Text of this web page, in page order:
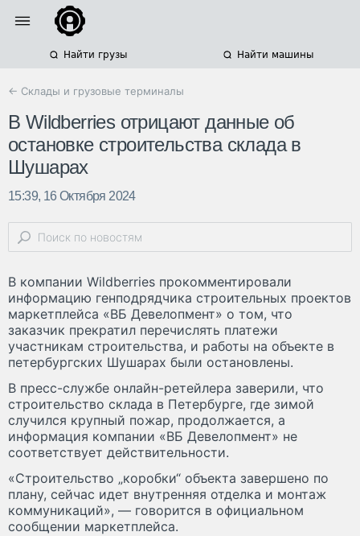
Найти грузы Найти машины
← Склады и грузовые терминалы
В Wildberries отрицают данные об
остановке строительства склада в
Шушарах
15:39, 16 Октября 2024
В компании Wildberries прокомментировали
информацию генподрядчика строительных проектов
маркетплейса «ВБ Девелопмент» о том, что
заказчик прекратил перечислять платежи
участникам строительства, и работы на объекте в
петербургских Шушарах были остановлены.
В пресс-службе онлайн-ретейлера заверили, что
строительство склада в Петербурге, где зимой
случился крупный пожар, продолжается, а
информация компании «ВБ Девелопмент» не
соответствует действительности.
«Строительство „коробки“ объекта завершено по
плану, сейчас идет внутренняя отделка и монтаж
коммуникаций», — говорится в официальном
сообщении маркетплейса.